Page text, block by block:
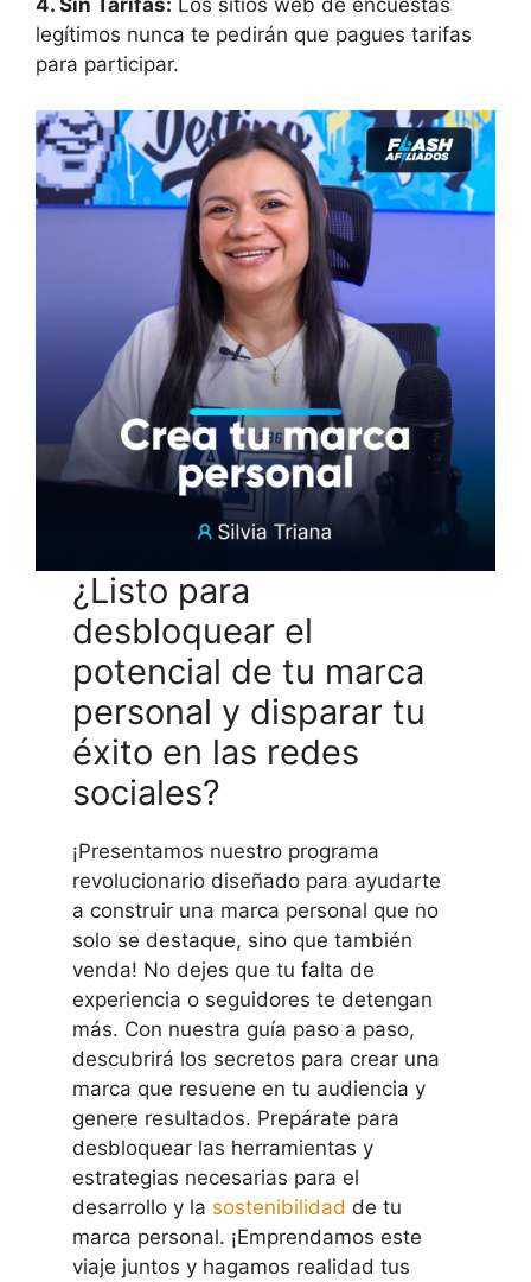
4. Sin Tarifas: Los sitios web de encuestas
legítimos nunca te pedirán que pagues tarifas
para participar.
¿Listo para
desbloquear el
potencial de tu marca
personal y disparar tu
éxito en las redes
sociales?
¡Presentamos nuestro programa
revolucionario diseñado para ayudarte
a construir una marca personal que no
solo se destaque, sino que también
venda! No dejes que tu falta de
experiencia o seguidores te detengan
más. Con nuestra guía paso a paso,
descubrirá los secretos para crear una
marca que resuene en tu audiencia y
genere resultados. Prepárate para
desbloquear las herramientas y
estrategias necesarias para el
desarrollo y la sostenibilidad de tu
marca personal. ¡Emprendamos este
viaje juntos y hagamos realidad tus